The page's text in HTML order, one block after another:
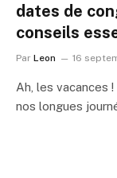
dates de
conseils
Par Leon 16
Ah, les vacances
nos longues